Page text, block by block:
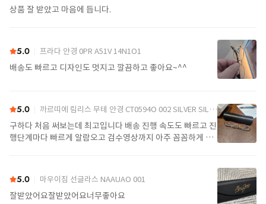
상품 잘 받았고 마음에 듭니다.
5.0 프라다 안경 0PR A51V 14N1O1
배송도 빠르고 디자인도 멋지고 깔끔하고 좋아요~^^
5.0 까르띠에 림리스 무테 안경 CT0594O 002 SILVER SILVER TRANSPARENT
구하다 처음 써보는데 최고입니다 배송 진행 속도도 빠르고 진
행단계마다 빠르게 알람오고 검수영상까지 아주 꼼꼼하게 찍
5.0 마우이짐 선글라스 NAAUAO 001
잘받았어요잘받았어요너무좋아요